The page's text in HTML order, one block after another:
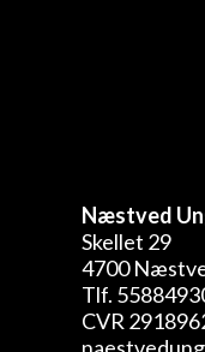
Næstved
Skellet 29
4700
Tlf.
CVR